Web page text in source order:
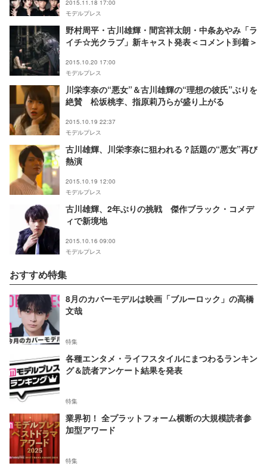
2015.11.18 17:00
モデルプレス
野村周平・古川雄輝・間宮祥太朗・中条あやみ「ラ
イチ☆光クラブ」新キャスト発表＜コメント到着＞
2015.10.20 17:00
モデルプレス
川栄李奈の“悪女”＆古川雄輝の“理想の彼氏”ぶりを
絶賛 松坂桃李、指原莉乃らが盛り上がる
2015.10.19 22:37
モデルプレス
古川雄輝、川栄李奈に狙われる？話題の“悪女”再び
熱演
2015.10.19 12:00
モデルプレス
古川雄輝、2年ぶりの挑戦 傑作ブラック・コメデ
ィで新境地
2015.10.16 09:00
モデルプレス
おすすめ特集
8月のカバーモデルは映画「ブルーロック」の高橋
文哉
特集
各種エンタメ・ライフスタイルにまつわるランキン
グ＆読者アンケート結果を発表
特集
業界初！ 全プラットフォーム横断の大規模読者参
加型アワード
特集